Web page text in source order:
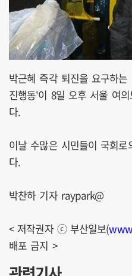
박근혜 즉각 퇴진을 요구하
진행동'이 8일 오후 서울 여
다.
이날 수많은 시민들이 국회
다.
박찬하 기자 raypark@
< 저작권자 ⓒ 부산일보(
배포 금지 >